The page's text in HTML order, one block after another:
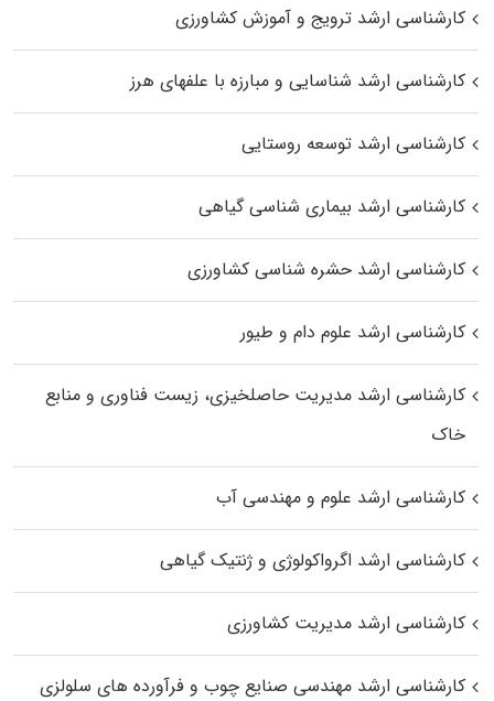
کارشناسی ارشد ترویج و آموزش کشاورزی
کارشناسی ارشد شناسایی و مبارزه با علفهای هرز
کارشناسی ارشد توسعه روستایی
کارشناسی ارشد بیماری‌ شناسی گیاهی
کارشناسی ارشد حشره‌ شناسی کشاورزی
کارشناسی ارشد علوم دام و طیور
کارشناسی ارشد مدیریت حاصلخیزی، زیست فناوری و منابع
خاک
کارشناسی ارشد علوم و مهندسی آب
کارشناسی ارشد اگرواکولوژی و ژنتیک گیاهی
کارشناسی ارشد مدیریت کشاورزی
کارشناسی ارشد مهندسی صنایع چوب و فرآورده‌ های سلولزی